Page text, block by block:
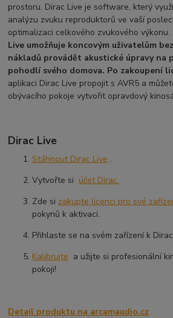
prostoru. Dirac Live je software, který
analýzu zvuku reproduktorů ve vaší
optimalizaci celkového zvukového
Live umožňuje koncovým uživatelům
nákladů provádět akustické úpravy na
pohodlí svého domova. Po zakoupení
aplikaci Dirac Live propojit s AVR5 a
obývacího pokoje vytvořit opravdový
Dirac Live
Stáhnout Dirac Live .
Vytvořte si účet Dirac.
Zde si zakupte licenci pro své
pokynů k aktivaci.
Přihlaste se na svém zařízení k
Kalibrujte a užijte si profesionální
pokoji!
Detail produktu na arcamaudio.cz